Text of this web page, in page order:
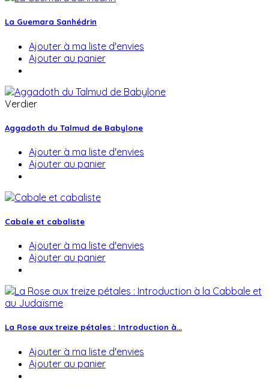
La Guemara Sanhédrin
Ajouter à ma liste d'envies
Ajouter au panier
Verdier
Aggadoth du Talmud de Babylone
Ajouter à ma liste d'envies
Ajouter au panier
Cabale et cabaliste
Ajouter à ma liste d'envies
Ajouter au panier
La Rose aux treize pétales : Introduction à...
Ajouter à ma liste d'envies
Ajouter au panier